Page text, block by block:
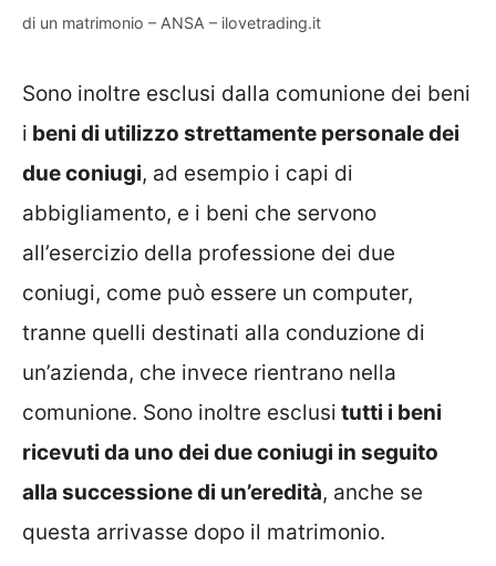
di un matrimonio – ANSA – ilovetrading.it
Sono inoltre esclusi dalla comunione dei beni
i beni di utilizzo strettamente personale dei
due coniugi, ad esempio i capi di
abbigliamento, e i beni che servono
all’esercizio della professione dei due
coniugi, come può essere un computer,
tranne quelli destinati alla conduzione di
un’azienda, che invece rientrano nella
comunione. Sono inoltre esclusi tutti i beni
ricevuti da uno dei due coniugi in seguito
alla successione di un’eredità, anche se
questa arrivasse dopo il matrimonio.